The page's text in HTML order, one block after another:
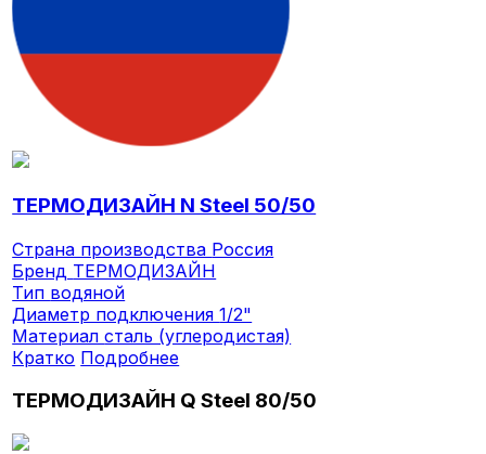
ТЕРМОДИЗАЙН N Steel 50/50
Страна производства Россия
Бренд ТЕРМОДИЗАЙН
Тип водяной
Диаметр подключения1/2"
Материалсталь (углеродистая)
Кратко Подробнее
ТЕРМОДИЗАЙН Q Steel 80/50